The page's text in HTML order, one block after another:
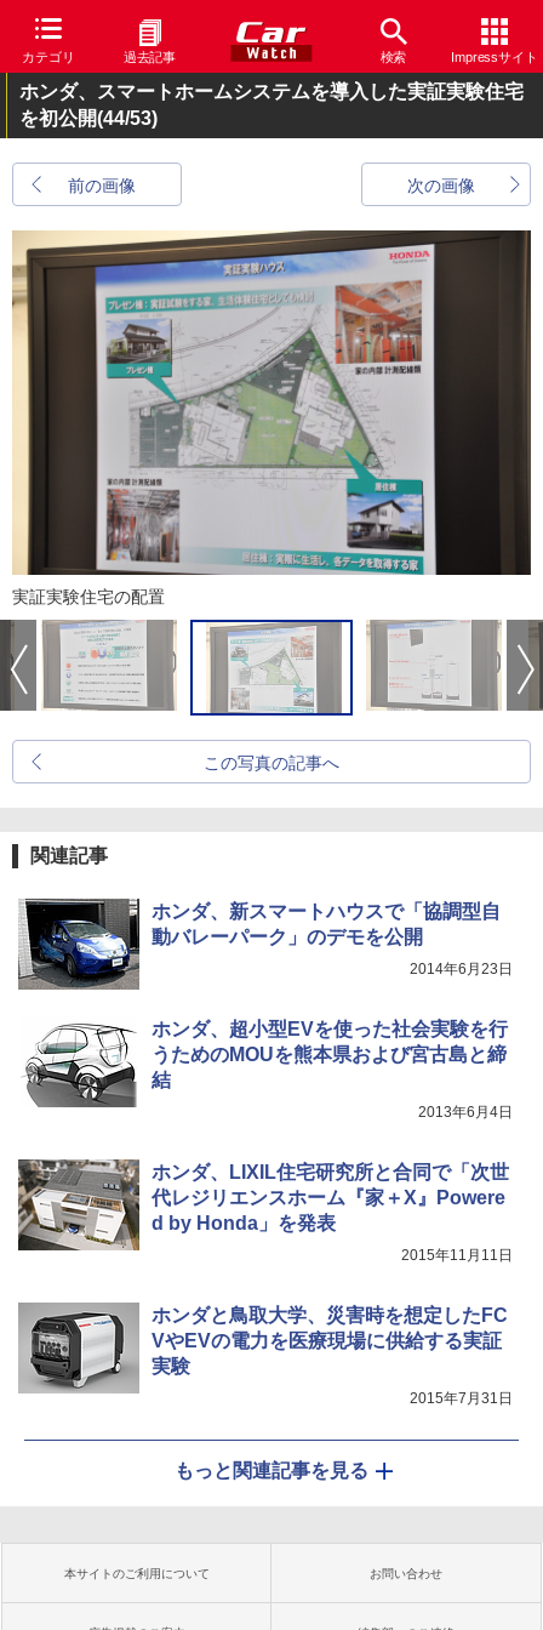
カテゴリ 過去記事 検索 Impressサイト
ホンダ、スマートホームシステムを導入した実証実験住宅
を初公開(44/53)
前の画像 次の画像
実証実験住宅の配置
この写真の記事へ
関連記事
ホンダ、新スマートハウスで「協調型自
動バレーパーク」のデモを公開
2014年6月23日
ホンダ、超小型EVを使った社会実験を行
うためのMOUを熊本県および宮古島と締
結
2013年6月4日
ホンダ、LIXIL住宅研究所と合同で「次世
代レジリエンスホーム『家＋X』Powere
d by Honda」を発表
2015年11月11日
ホンダと鳥取大学、災害時を想定したFC
VやEVの電力を医療現場に供給する実証
実験
2015年7月31日
もっと関連記事を見る
本サイトのご利用について お問い合わせ